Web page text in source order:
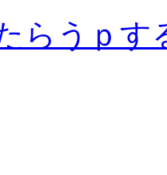
らうｐす